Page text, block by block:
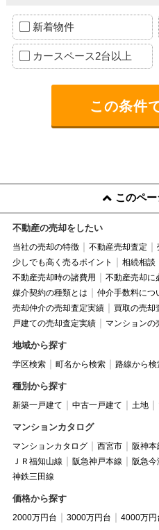
新着物件
カースペース2台以上
このペ
不動産の売却をしたい
当社の売却の特徴 不動産売却査定
少しでも高く売るポイント
相続相談
不動産売却時の諸費用
不動産売却に
媒介契約の種類とは
仲介手数料につ
売却仲介の売却査定実績
買取の売却
戸建ての売却査定実績
マンションの
地域から探す
学区検索 町名から検索 路線から検
種別から探す
新築一戸建て 中古一戸建て 土地
マンションカタログ
マンションカタログ 西宮市 阪神本
ＪＲ福知山線
阪急神戸本線 阪急今
神鉄三田線
価格から探す
2000万円台 3000万円台 4000万円